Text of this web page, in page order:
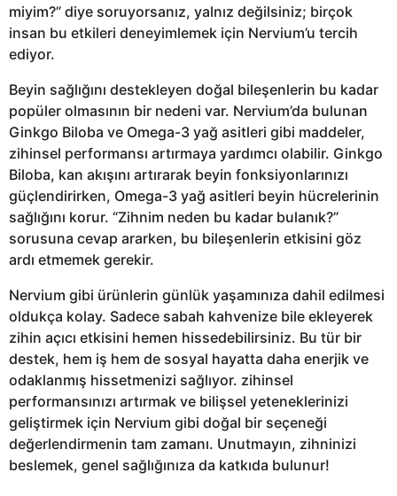
miyim?” diye soruyorsanız, yalnız değilsiniz; birçok
insan bu etkileri deneyimlemek için Nervium’u tercih
ediyor.
Beyin sağlığını destekleyen doğal bileşenlerin bu kadar
popüler olmasının bir nedeni var. Nervium’da bulunan
Ginkgo Biloba ve Omega-3 yağ asitleri gibi maddeler,
zihinsel performansı artırmaya yardımcı olabilir. Ginkgo
Biloba, kan akışını artırarak beyin fonksiyonlarınızı
güçlendirirken, Omega-3 yağ asitleri beyin hücrelerinin
sağlığını korur. “Zihnim neden bu kadar bulanık?”
sorusuna cevap ararken, bu bileşenlerin etkisini göz
ardı etmemek gerekir.
Nervium gibi ürünlerin günlük yaşamınıza dahil edilmesi
oldukça kolay. Sadece sabah kahvenize bile ekleyerek
zihin açıcı etkisini hemen hissedebilirsiniz. Bu tür bir
destek, hem iş hem de sosyal hayatta daha enerjik ve
odaklanmış hissetmenizi sağlıyor. zihinsel
performansınızı artırmak ve bilişsel yeteneklerinizi
geliştirmek için Nervium gibi doğal bir seçeneği
değerlendirmenin tam zamanı. Unutmayın, zihninizi
beslemek, genel sağlığınıza da katkıda bulunur!